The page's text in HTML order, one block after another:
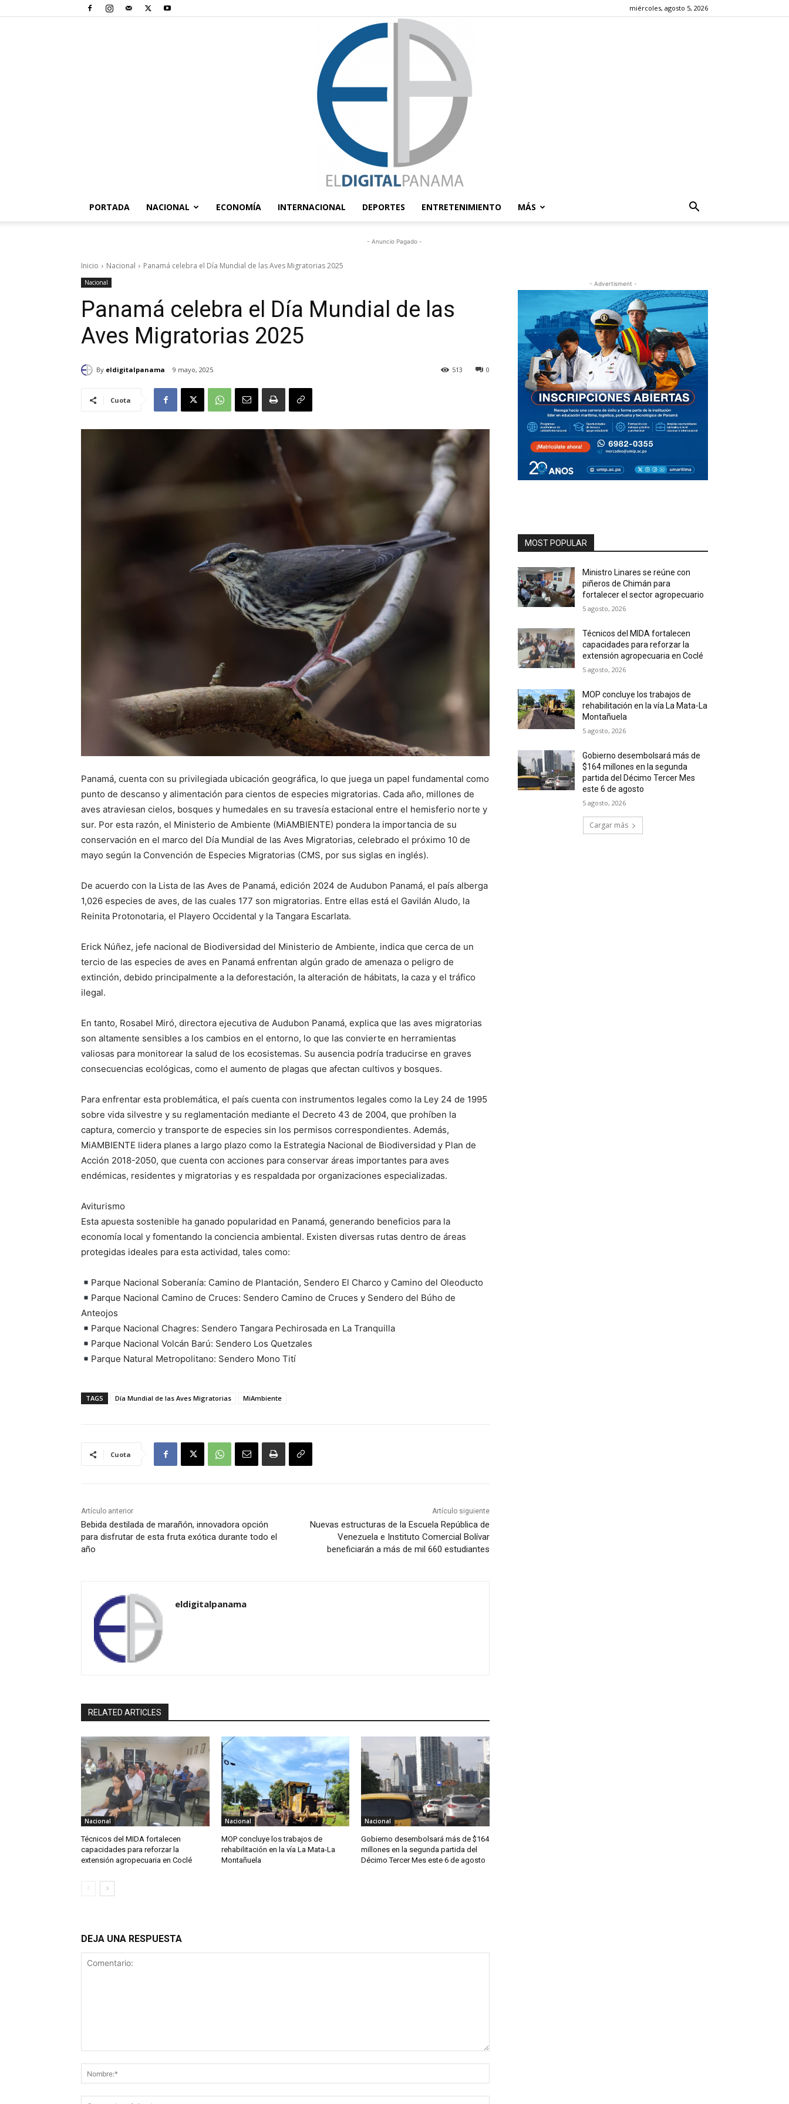
miércoles, agosto 5, 2026
Digital
PORTADA NACIONAL ECONOMÍA INTERNACIONAL DEPORTES ENTRETENIMIENTO MÁS
- Anuncio Pagado -
Inicio Nacional Panamá celebra el Día Mundial de las Aves Migratorias 2025
Nacional
Panamá celebra el Día Mundial de las
Aves Migratorias 2025
By eldigitalpanama 9 mayo, 2025 0
513
Cuota
Panamá, cuenta con su privilegiada ubicación geográfica, lo que juega un papel fundamental como
punto de descanso y alimentación para cientos de especies migratorias. Cada año, millones de
aves atraviesan cielos, bosques y humedales en su travesía estacional entre el hemisferio norte y
sur. Por esta razón, el Ministerio de Ambiente (MiAMBIENTE) pondera la importancia de su
conservación en el marco del Día Mundial de las Aves Migratorias, celebrado el próximo 10 de
mayo según la Convención de Especies Migratorias (CMS, por sus siglas en inglés).
De acuerdo con la Lista de las Aves de Panamá, edición 2024 de Audubon Panamá, el país alberga
1,026 especies de aves, de las cuales 177 son migratorias. Entre ellas está el Gavilán Aludo, la
Reinita Protonotaria, el Playero Occidental y la Tangara Escarlata.
Erick Núñez, jefe nacional de Biodiversidad del Ministerio de Ambiente, indica que cerca de un
tercio de las especies de aves en Panamá enfrentan algún grado de amenaza o peligro de
extinción, debido principalmente a la deforestación, la alteración de hábitats, la caza y el tráfico
ilegal.
En tanto, Rosabel Miró, directora ejecutiva de Audubon Panamá, explica que las aves migratorias
son altamente sensibles a los cambios en el entorno, lo que las convierte en herramientas
valiosas para monitorear la salud de los ecosistemas. Su ausencia podría traducirse en graves
consecuencias ecológicas, como el aumento de plagas que afectan cultivos y bosques.
Para enfrentar esta problemática, el país cuenta con instrumentos legales como la Ley 24 de 1995
sobre vida silvestre y su reglamentación mediante el Decreto 43 de 2004, que prohíben la
captura, comercio y transporte de especies sin los permisos correspondientes. Además,
MiAMBIENTE lidera planes a largo plazo como la Estrategia Nacional de Biodiversidad y Plan de
Acción 2018-2050, que cuenta con acciones para conservar áreas importantes para aves
endémicas, residentes y migratorias y es respaldada por organizaciones especializadas.
Aviturismo
Esta apuesta sostenible ha ganado popularidad en Panamá, generando beneficios para la
economía local y fomentando la conciencia ambiental. Existen diversas rutas dentro de áreas
protegidas ideales para esta actividad, tales como:
Parque Nacional Soberanía: Camino de Plantación, Sendero El Charco y Camino del Oleoducto
Parque Nacional Camino de Cruces: Sendero Camino de Cruces y Sendero del Búho de
Anteojos
Parque Nacional Chagres: Sendero Tangara Pechirosada en La Tranquilla
Parque Nacional Volcán Barú: Sendero Los Quetzales
Parque Natural Metropolitano: Sendero Mono Tití
TAGS Día Mundial de las Aves Migratorias MiAmbiente
Cuota
Artículo anterior
Bebida destilada de marañón, innovadora opción
para disfrutar de esta fruta exótica durante todo el
año
Artículo siguiente
Nuevas estructuras de la Escuela República de
Venezuela e Instituto Comercial Bolívar
beneficiarán a más de mil 660 estudiantes
eldigitalpanama
RELATED ARTICLES
Nacional
Técnicos del MIDA fortalecen
capacidades para reforzar la
extensión agropecuaria en Coclé
Nacional
MOP concluye los trabajos de
rehabilitación en la vía La Mata-La
Montañuela
Nacional
Gobierno desembolsará más de $164
millones en la segunda partida del
Décimo Tercer Mes este 6 de agosto
DEJA UNA RESPUESTA
- Advertisment -
MOST POPULAR
Ministro Linares se reúne con
piñeros de Chimán para
fortalecer el sector agropecuario
5 agosto, 2026
Técnicos del MIDA fortalecen
capacidades para reforzar la
extensión agropecuaria en Coclé
5 agosto, 2026
MOP concluye los trabajos de
rehabilitación en la vía La Mata-La
Montañuela
5 agosto, 2026
Gobierno desembolsará más de
$164 millones en la segunda
partida del Décimo Tercer Mes
este 6 de agosto
5 agosto, 2026
Cargar más